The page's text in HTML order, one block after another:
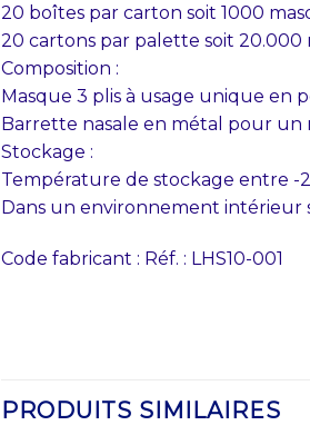
20 boîtes par carton soit 1000
20 cartons par palette soit 20.000
Composition :
Masque 3 plis à usage unique en
Barrette nasale en métal pour
Stockage :
Température de stockage entre -
Dans un environnement intérieur
Code fabricant : Réf. : LHS10-001
PRODUITS SIMILAIRES